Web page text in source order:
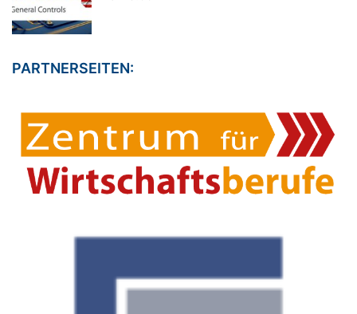
PARTNERSEITEN: